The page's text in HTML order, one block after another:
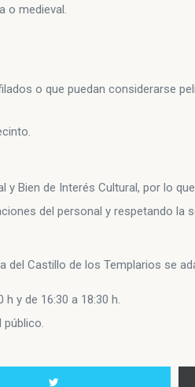
o medieval.
o que puedan considerarse
Bien de Interés Cultural, por lo
del personal y respetando la
del Castillo de los Templarios se
h y de 16:30 a 18:30 h.
público.